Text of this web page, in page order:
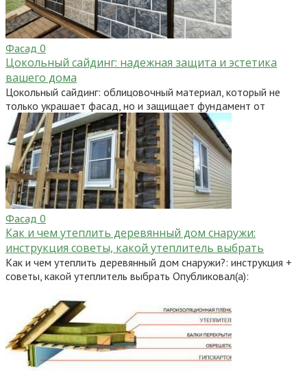
Фасад 0
Цокольный сайдинг: надежная защита и эстетика
вашего дома
Цокольный сайдинг: облицовочный материал, который не
только украшает фасад, но и защищает фундамент от
Фасад 0
Как и чем утеплить деревянный дом снаружи:
инструкция советы, какой утеплитель выбрать
Как и чем утеплить деревянный дом снаружи?: инструкция +
советы, какой утеплитель выбрать Опубликовал(а):